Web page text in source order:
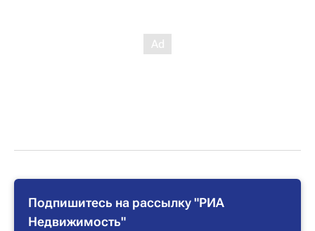
Подпишитесь на рассылку "РИА
Недвижимость"